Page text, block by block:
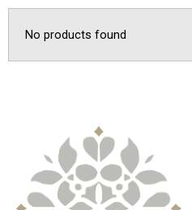
No products found